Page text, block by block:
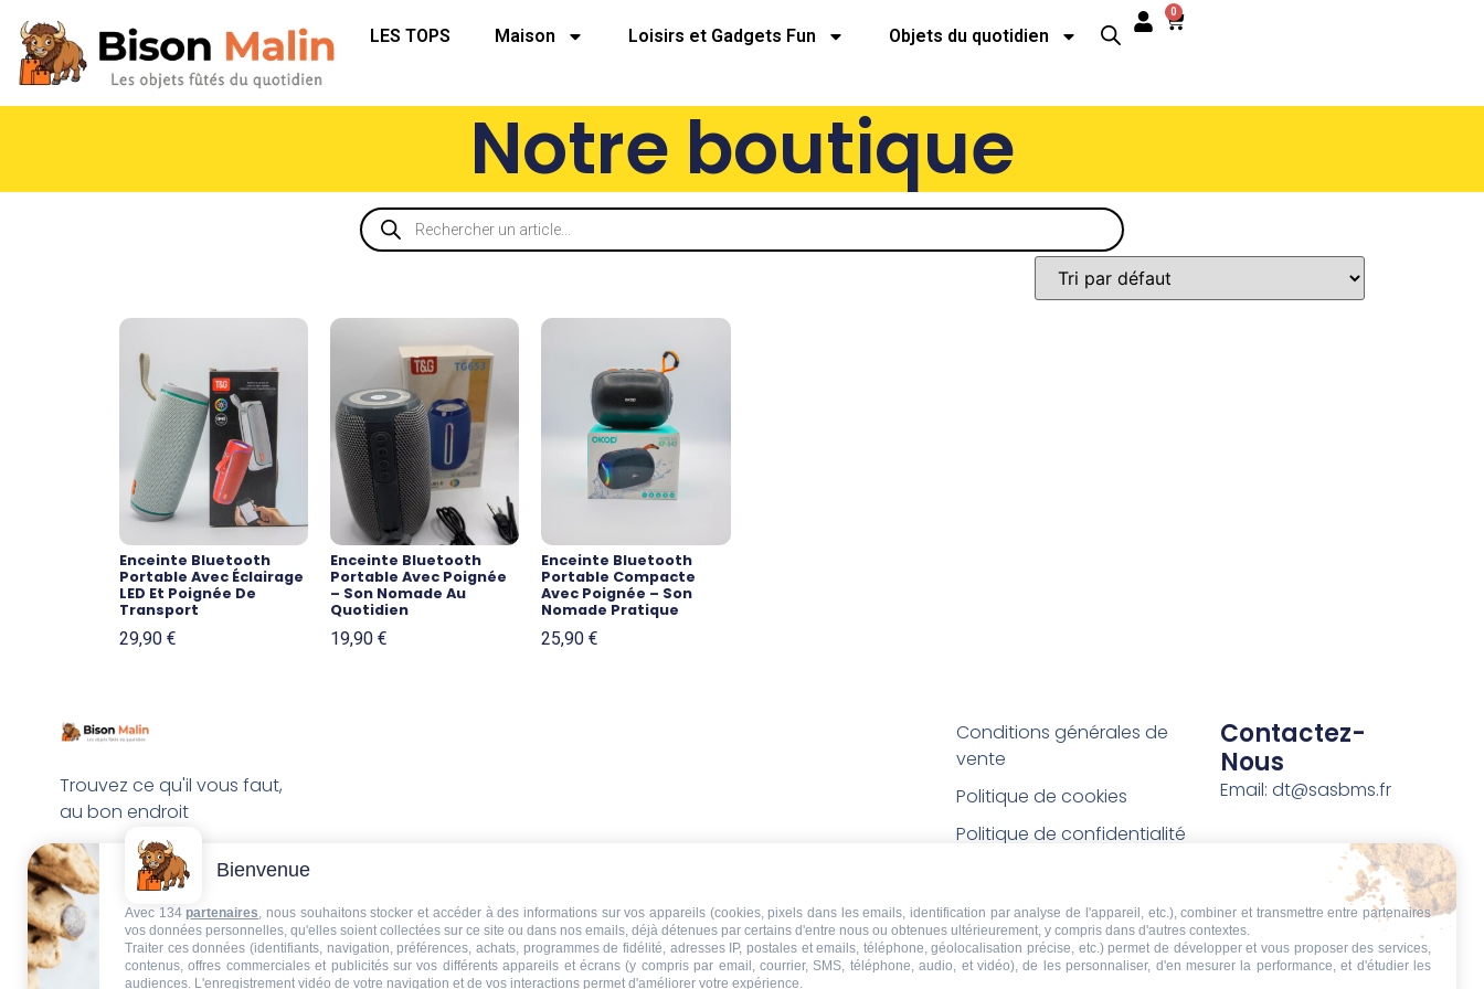
LES TOPS Maison Loisirs et Gadgets Fun Objets du quotidien
0
Notre boutique
Enceinte Bluetooth
Portable Avec Éclairage
LED Et Poignée De
Transport
29,90 €
Enceinte Bluetooth
Portable Avec Poignée
– Son Nomade Au
Quotidien
19,90 €
Enceinte Bluetooth
Portable Compacte
Avec Poignée – Son
Nomade Pratique
25,90€
Trouvez ce qu'il vous faut,
au bon endroit
Conditions générales de
vente
Politique de cookies
Politique de confidentialité
Conditions de retour et de
remboursement
Droit de rétractation
Contactez-
Nous
Email: dt@sasbms.fr
Bienvenue
Avec 134 partenaires, nous souhaitons stocker et accéder à des informations sur vos appareils (cookies, pixels dans les emails, identification par analyse de l'appareil, etc.), combiner et transmettre entre partenaires
vos données personnelles, qu'elles soient collectées sur ce site ou dans nos emails, déjà détenues par certains d'entre nous ou obtenues ultérieurement, y compris dans d'autres contextes.
Traiter ces données (identifiants, navigation, préférences, achats, programmes de fidélité, adresses IP, postales et emails, téléphone, géolocalisation précise, etc.) permet de développer et vous proposer des services,
contenus, offres commerciales et publicités sur vos différents appareils et écrans (y compris par email, courrier, SMS, téléphone, audio, et vidéo), de les personnaliser, d'en mesurer la performance, et d'étudier les
audiences. L'enregistrement vidéo de votre navigation et de vos interactions permet d'améliorer votre expérience.